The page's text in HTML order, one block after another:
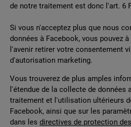
de notre traitement est donc l'art. 6
Si vous n'acceptez plus que nous
données à Facebook, vous pouvez
l'avenir retirer votre consentement
d'autorisation marketing.
Vous trouverez de plus amples
l'étendue de la collecte de données
traitement et l'utilisation ultérieurs
Facebook, ainsi que sur les
dans les directives de protection